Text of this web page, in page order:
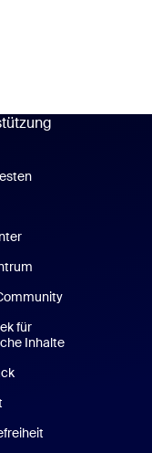
für
Inhalte